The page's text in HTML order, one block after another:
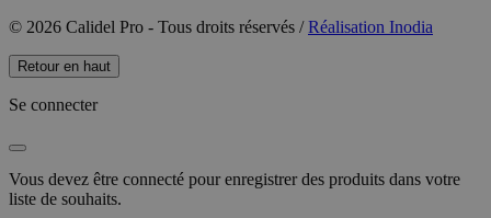
© 2026 Calidel Pro - Tous droits réservés /Réalisation Inodia
Retour en haut
Se connecter
Vous devez être connecté pour enregistrer des produits dans votre
liste de souhaits.